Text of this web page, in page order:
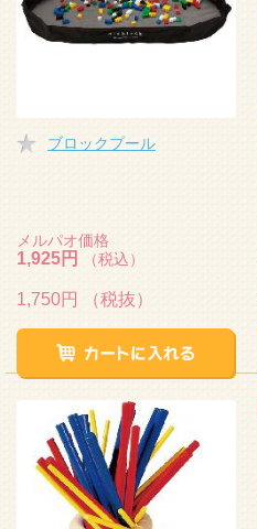
ブロックプール
メルパオ価格
1,925円 （税込）
1,750円 （税抜）